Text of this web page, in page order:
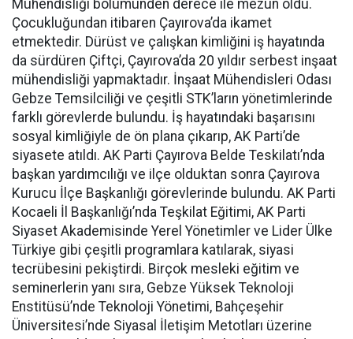
Mühendisliği bölümünden derece ile mezun oldu.
Çocukluğundan itibaren Çayırova’da ikamet
etmektedir. Dürüst ve çalışkan kimliğini iş hayatında
da sürdüren Çiftçi, Çayırova’da 20 yıldır serbest inşaat
mühendisliği yapmaktadır. İnşaat Mühendisleri Odası
Gebze Temsilciliği ve çeşitli STK’ların yönetimlerinde
farklı görevlerde bulundu. İş hayatındaki başarısını
sosyal kimliğiyle de ön plana çıkarıp, AK Parti’de
siyasete atıldı. AK Parti Çayırova Belde Teskilatı’nda
başkan yardımcılığı ve ilçe olduktan sonra Çayırova
Kurucu İlçe Başkanlığı görevlerinde bulundu. AK Parti
Kocaeli İl Başkanlığı’nda Teşkilat Eğitimi, AK Parti
Siyaset Akademisinde Yerel Yönetimler ve Lider Ülke
Türkiye gibi çeşitli programlara katılarak, siyasi
tecrübesini pekiştirdi. Birçok mesleki eğitim ve
seminerlerin yanı sıra, Gebze Yüksek Teknoloji
Enstitüsü’nde Teknoloji Yönetimi, Bahçeşehir
Üniversitesi’nde Siyasal İletişim Metotları üzerine